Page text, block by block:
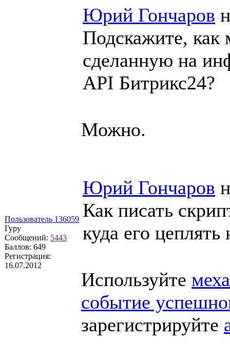
Пользователь 136059
Гуру
Сообщений: 5443
Баллов: 649
Регистрация:
16.07.2012
Юрий Гончаров
Подскажите, как
сделанную на
API Битрикс24?
Можно.
Юрий Гончаров
Как писать
куда его
Используйте
событие
зарегистрируйте